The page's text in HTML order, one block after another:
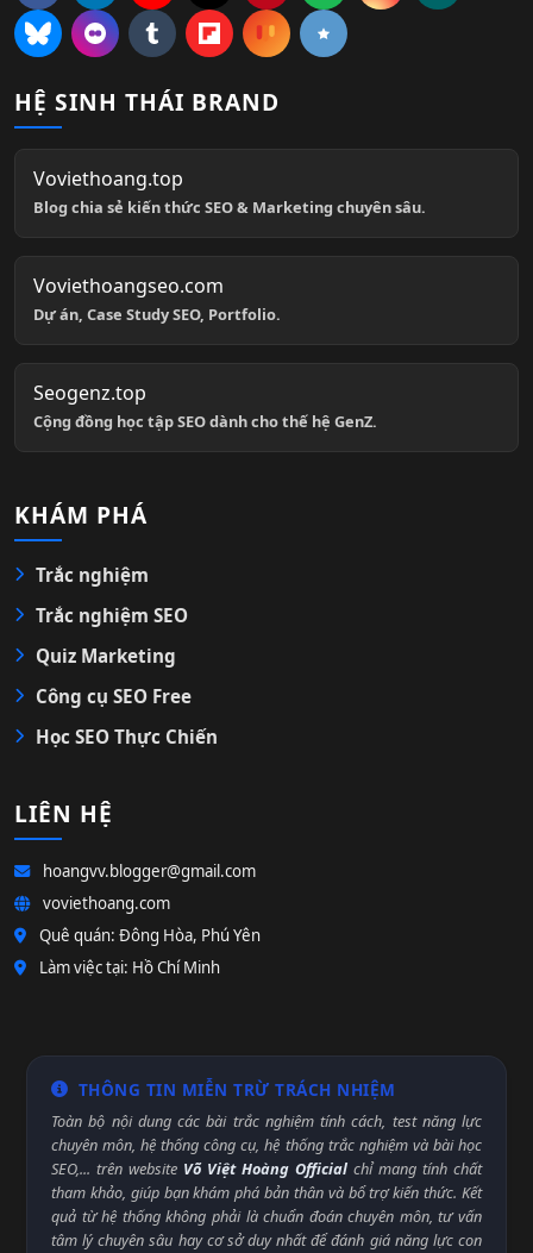
HỆ SINH THÁI BRAND
Voviethoang.top
Blog chia sẻ kiến thức SEO & Marketing chuyên sâu.
Voviethoangseo.com
Dự án, Case Study SEO, Portfolio.
Seogenz.top
Cộng đồng học tập SEO dành cho thế hệ GenZ.
KHÁM PHÁ
Trắc nghiệm
Trắc nghiệm SEO
Quiz Marketing
Công cụ SEO Free
Học SEO Thực Chiến
LIÊN HỆ
hoangvv.blogger@gmail.com
voviethoang.com
Quê quán: Đông Hòa, Phú Yên
Làm việc tại: Hồ Chí Minh
THÔNG TIN MIỄN TRỪ TRÁCH NHIỆM
Toàn bộ nội dung các bài trắc nghiệm tính cách, test năng lực
chuyên môn, hệ thống công cụ, hệ thống trắc nghiệm và bài học
SEO,... trên website Võ Việt Hoàng Official chỉ mang tính chất
tham khảo, giúp bạn khám phá bản thân và bổ trợ kiến thức. Kết
quả từ hệ thống không phải là chuẩn đoán chuyên môn, tư vấn
tâm lý chuyên sâu hay cơ sở duy nhất để đánh giá năng lực con